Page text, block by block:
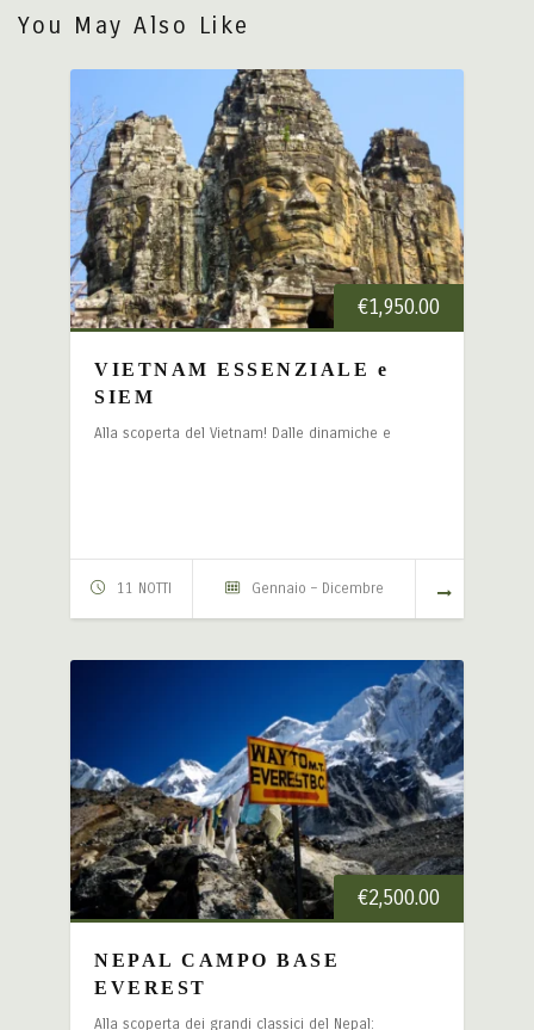
You May Also Like
€1,950.00
VIETNAM ESSENZIALE e
SIEM
Alla scoperta del Vietnam! Dalle dinamiche e
11 NOTTI Gennaio – Dicembre
€2,500.00
NEPAL CAMPO BASE
EVEREST
Alla scoperta dei grandi classici del Nepal: